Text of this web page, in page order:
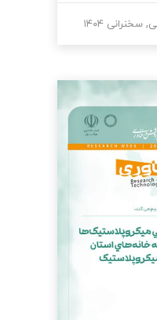
, سخنرانی ۱۴۰۴